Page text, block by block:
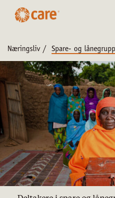
Næringsliv / Spare- og